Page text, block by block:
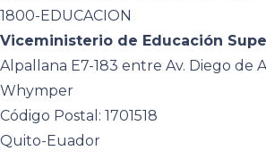
1800-EDUCACION
Viceministerio de Educación
Alpallana E7-183 entre Av. Diego de
Whymper
Código Postal: 1701518
Quito-Euador